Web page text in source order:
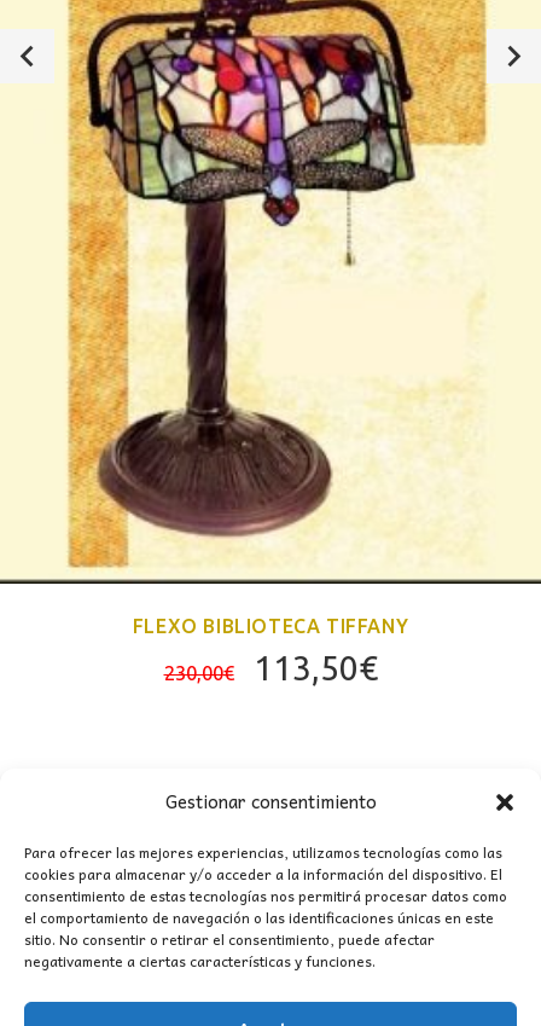
Gestionar consentimiento
Para ofrecer las mejores experiencias, utilizamos tecnologías como las
cookies para almacenar y/o acceder a la información del dispositivo. El
consentimiento de estas tecnologías nos permitirá procesar datos como
el comportamiento de navegación o las identificaciones únicas en este
sitio. No consentir o retirar el consentimiento, puede afectar
negativamente a ciertas características y funciones.
FLEXO BIBLIOTECA TIFFANY
230,00€
El
230,00€.
113,50€El
113,50€.
CONTACTO